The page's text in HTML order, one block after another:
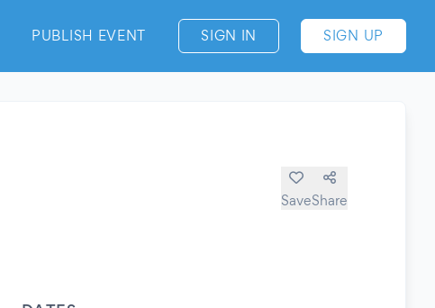
PUBLISH EVENT SIGN IN SIGN UP
SaveShare